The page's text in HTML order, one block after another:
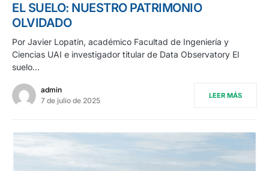
EL SUELO: NUESTRO PATRIMONIO
OLVIDADO
Por Javier Lopatin, académico Facultad de Ingeniería y
Ciencias UAI e investigador titular de Data Observatory El
suelo…
admin
7 de julio de 2025
LEER MÁS